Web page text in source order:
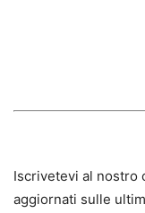
Iscrivetevi al nostro
aggiornati sulle